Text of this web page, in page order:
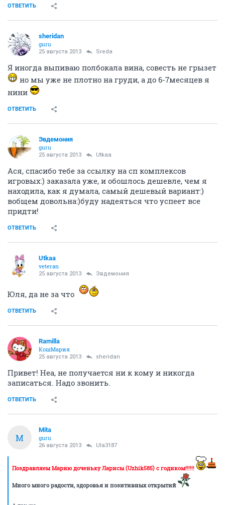
ОТВЕТИТЬ
sheridan
guru
25 августа 2013 Sreda
Я иногда выпиваю полбокала вина, совесть не грызет
но мы уже не плотно на груди, а до 6-7месяцев я
нини
ОТВЕТИТЬ
Эвдемония
guru
25 августа 2013 Utkaa
Ася, спасибо тебе за ссылку на сп комплексов
игровых:) заказала уже, и обошлось дешевле, чем я
находила, как я думала, самый дешевый вариант:)
вобщем довольна:)буду надеяться что успеет все
придти!
ОТВЕТИТЬ
Utkaa
veteran
25 августа 2013 Эвдемония
Юля, да не за что
ОТВЕТИТЬ
Ramilla
КошМария
25 августа 2013 sheridan
Привет! Неа, не получается ни к кому и никогда
записаться. Надо звонить.
ОТВЕТИТЬ
M
Mita
guru
26 августа 2013 Ula3187
Поздравляем Марию доченьку Ларисы (Uzhik585) с годиком!!!!!!
Много много радости, здоровья и позитивных открытий